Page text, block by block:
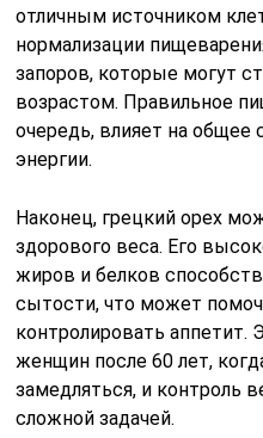
отличным источником
нормализации
запоров, которые могут
возрастом. Правильное
очередь, влияет на общее
энергии.
Наконец, грецкий орех
здорового веса. Его
жиров и белков
сытости, что может
контролировать аппетит.
женщин после 60 лет,
замедляться, и контроль
сложной задачей.